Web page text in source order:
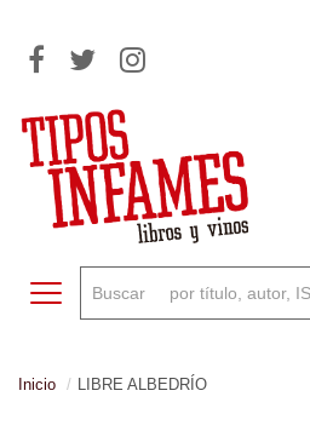
Toggle navigation
Inicio LIBRE ALBEDRÍO